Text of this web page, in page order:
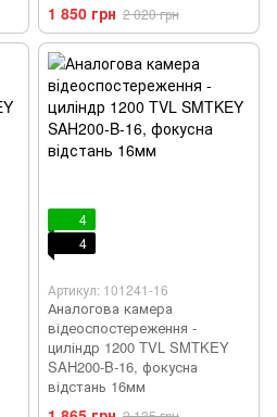
1 850 грн 2 020 грн
4
4
Артикул: 101241-16
Аналогова камера
відеоспостереження -
циліндр 1200 TVL SMTKEY
SAH200-B-16, фокусна
відстань 16мм